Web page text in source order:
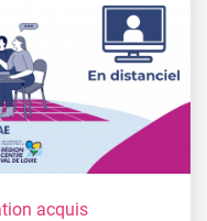
acquis